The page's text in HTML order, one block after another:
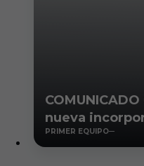
nueva
PRIMER EQUIPO